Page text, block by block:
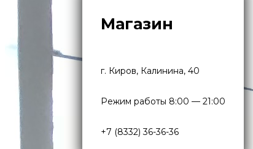
Магазин
г. Киров, Калинина, 40
Режим работы 8:00 — 21:00
+7 (8332) 36-36-36